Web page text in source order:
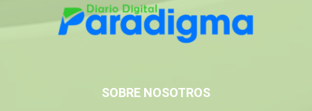
SOBRE NOSOTROS